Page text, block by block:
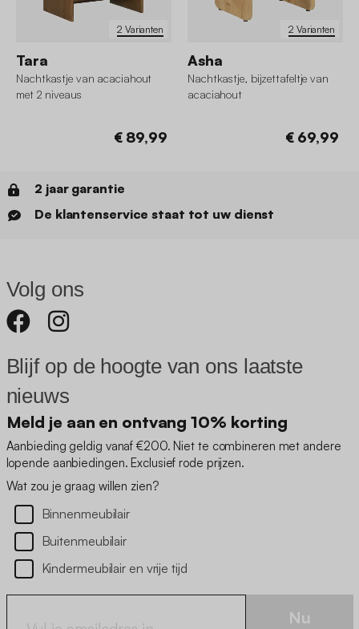
2 Varianten
Tara
Nachtkastje van acaciahout
met 2 niveaus
€ 89,99
2 Varianten
Asha
Nachtkastje, bijzettafeltje van
acaciahout
€ 69,99
2 jaar garantie
De klantenservice staat tot uw dienst
Volg ons
Blijf op de hoogte van ons laatste
nieuws
Meld je aan en ontvang 10% korting
Aanbieding geldig vanaf €200. Niet te combineren met andere
lopende aanbiedingen. Exclusief rode prijzen.
Wat zou je graag willen zien?
Binnenmeubilair
Buitenmeubilair
Kindermeubilair en vrije tijd
Nu